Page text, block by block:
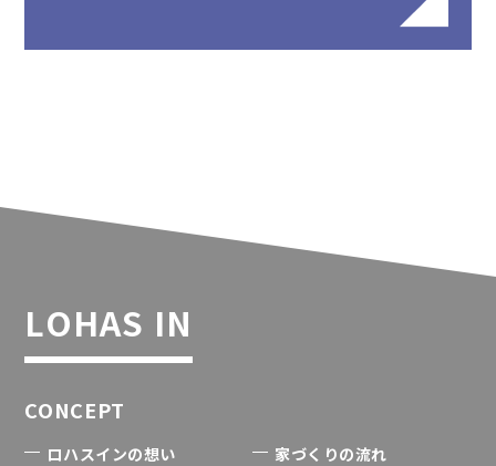
LOHAS IN
CONCEPT
ロハスインの想い
家づくりの流れ